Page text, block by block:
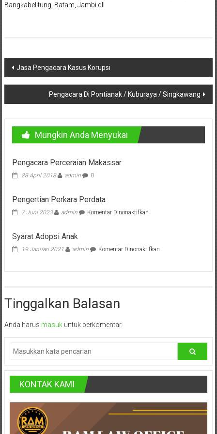
Pusat,
Purwokerto,
Kebumen,
Tasikmalaya,
Purwodadi,
Wonogiri,
Pacitan,
Palembang,
Bandar
Lampung,
Badung,
Gianyar,
Mataram,
Lombok,
Temanggung,
Sragen,
Karanganyar,
Malang,
Kediri,
Madiun,
Ponorogo,
Bangkabelitung, Batam, Jambi dll
Navigasi
pos
Jasa Pengacara Kasus Korupsi
Pengacara Di Pontianak / Kuburaya / Singkawang
Mungkin Anda Menyukai
Pengacara Perceraian Makassar
28 April 2018 admin 0
Pengertian Perkara Perdata
7 Juni 2023 admin Komentar Dinonaktifkanpada
Syarat Adopsi Anak
19 Januari 2021 admin Komentar Dinonaktifkanpada
Tinggalkan Balasan
Anda harus masukuntuk berkomentar.
KONTAK KAMI